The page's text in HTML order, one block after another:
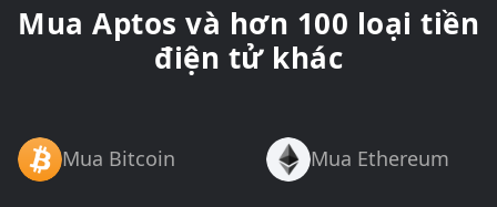
Mua Aptos và hơn 100 loại tiền
điện tử khác
Mua Bitcoin Mua Ethereum